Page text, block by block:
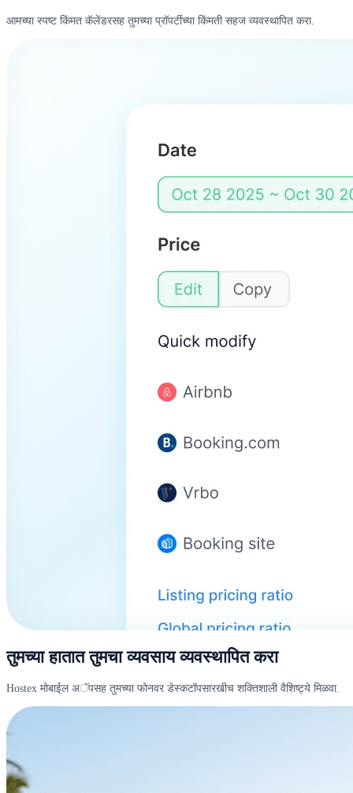
आमच्या स्पष्ट किंमत कॅलेंडरसह तुमच्या प्रॉपर्टीच्या किंमती सहज व्यवस्थापित करा.
तुमच्या हातात तुमचा व्यवसाय व्यवस्थापित करा
Hostex मोबाईल अॅपसह तुमच्या फोनवर डेस्कटॉपसारखीच शक्तिशाली वैशिष्ट्ये मिळवा.